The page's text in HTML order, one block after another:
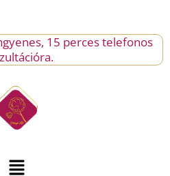
15 perces telefonos
Menu